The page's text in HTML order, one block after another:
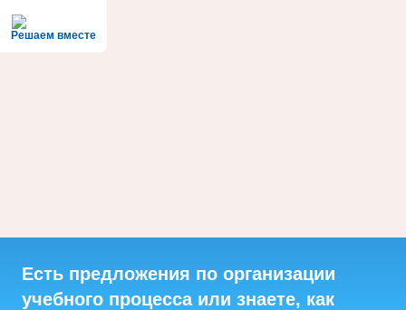
Решаем вместе
Есть предложения по организации
учебного процесса или знаете, как